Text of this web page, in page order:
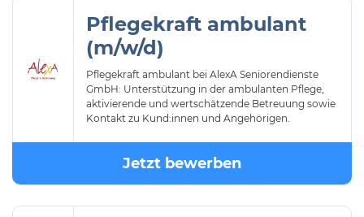
Pflegekraft ambulant
(m/w/d)
Pflegekraft ambulant bei AlexA Seniorendienste
GmbH: Unterstützung in der ambulanten Pflege,
aktivierende und wertschätzende Betreuung sowie
Kontakt zu Kund:innen und Angehörigen.
Jetzt bewerben